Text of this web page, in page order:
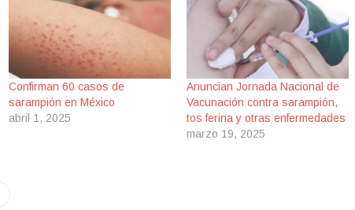
Confirman 60 casos de
sarampión en México
abril 1, 2025
Anuncian Jornada Nacional de
Vacunación contra sarampión,
tos ferina y otras enfermedades
marzo 19, 2025